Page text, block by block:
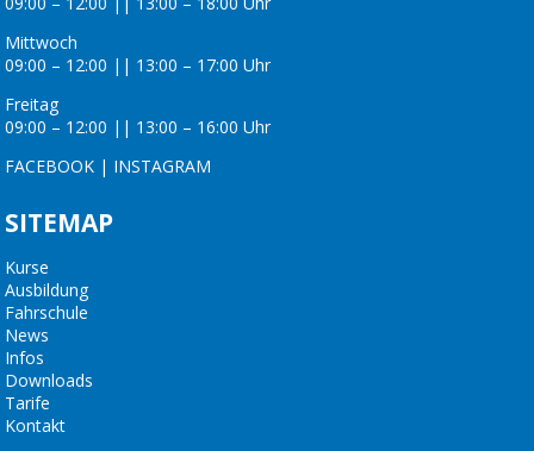
Mittwoch
09:00 – 12:00 || 13:00 – 17:00 Uhr
Freitag
09:00 – 12:00 || 13:00 – 16:00 Uhr
FACEBOOK | INSTAGRAM
SITEMAP
Kurse
Ausbildung
Fahrschule
News
Infos
Downloads
Tarife
Kontakt